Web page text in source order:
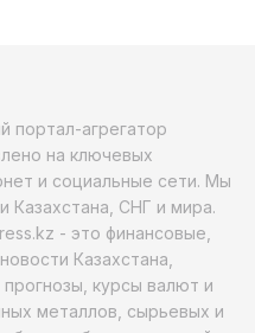
портал-агрегатор
на ключевых
и социальные сети. Мы
Казахстана, СНГ и мира.
- это финансовые,
Казахстана,
курсы валют и
металлов, сырьевых и